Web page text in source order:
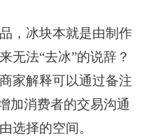
冰块本就是由制作
无法“去冰”的说辞？
家解释可以通过备注
加消费者的交易沟通
选择的空间。